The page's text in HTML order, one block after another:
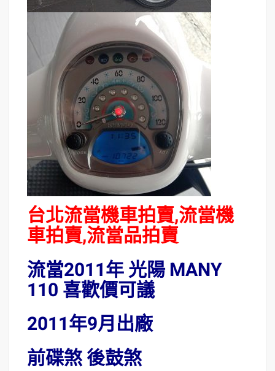
台北流當機車拍賣,流當機
車拍賣,流當品拍賣
流當2011年 光陽 MANY
110 喜歡價可議
2011年9月出廠
前碟煞 後鼓煞